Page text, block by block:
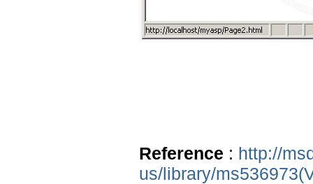
Reference : http://
us/library/